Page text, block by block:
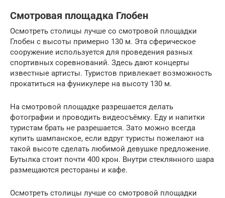
Смотровая площадка Глобен
Осмотреть столицы лучше со смотровой площадки
Глобен с высоты примерно 130 м. Эта сферическое
сооружение используется для проведения разных
спортивных соревнований. Здесь дают концерты
известные артисты. Туристов привлекает возможность
прокатиться на фуникулере на высоту 130 м.
На смотровой площадке разрешается делать
фотографии и проводить видеосъёмку. Еду и напитки
туристам брать не разрешается. Зато можно всегда
купить шампанское, если вдруг туристы пожелают на
такой высоте сделать любимой девушке предложение.
Бутылка стоит почти 400 крон. Внутри стеклянного шара
размещаются рестораны и кафе.
Осмотреть столицы лучше со смотровой площадки